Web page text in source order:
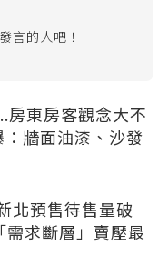
言的人吧！
房東房客觀念大不
牆面油漆、沙發
北預售待售量破
需求斷層」賣壓最